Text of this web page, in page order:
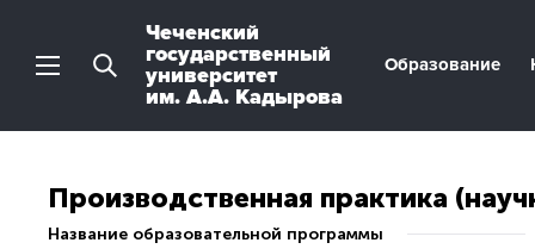
Чеченский
государственный
университет
им. А.А. Кадырова
Образование
Производственная практика
Название образовательной программы